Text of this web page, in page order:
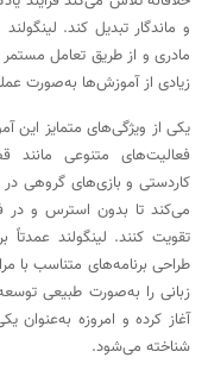
و ماندگار تبدیل کند.
مادری و از طریق تعامل
زیادی از آموزش‌ها به‌صورت
یکی از ویژگی‌های متمایز این
فعالیت‌های متنوعی مانند
کاردستی و بازی‌های گروهی
می‌کند تا بدون استرس و در
تقویت کنند. لینگولند
طراحی برنامه‌های متناسب با
آغاز کرده و امروزه به‌عنوان
شناخته می‌شود.